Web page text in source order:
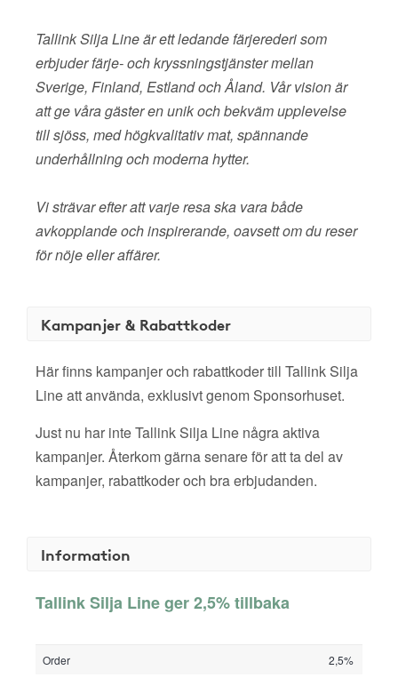
Tallink Silja Line är ett ledande färjerederi som
erbjuder färje- och kryssningstjänster mellan
Sverige, Finland, Estland och Åland. Vår vision är
att ge våra gäster en unik och bekväm upplevelse
till sjöss, med högkvalitativ mat, spännande
underhållning och moderna hytter.
Vi strävar efter att varje resa ska vara både
avkopplande och inspirerande, oavsett om du reser
för nöje eller affärer.
Kampanjer & Rabattkoder
Här finns kampanjer och rabattkoder till Tallink Silja
Line att använda, exklusivt genom Sponsorhuset.
Just nu har inte Tallink Silja Line några aktiva
kampanjer. Återkom gärna senare för att ta del av
kampanjer, rabattkoder och bra erbjudanden.
Information
Tallink Silja Line ger 2,5% tillbaka
Order 2,5%